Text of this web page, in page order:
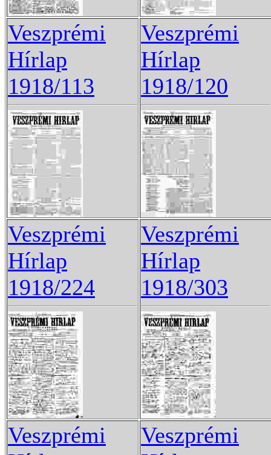
Veszprémi
Hírlap
1918/113
Veszprémi
Hírlap
1918/120
Veszprémi
Hírlap
1918/224
Veszprémi
Hírlap
1918/303
Veszprémi
Veszprémi